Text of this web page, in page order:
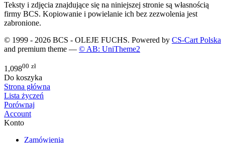
Teksty i zdjęcia znajdujące się na niniejszej stronie są własnością
firmy BCS. Kopiowanie i powielanie ich bez zezwolenia jest
zabronione.
© 1999 - 2026 BCS - OLEJE FUCHS. Powered by CS-Cart Polska
and premium theme — © AB: UniTheme2
1,09800 zł
Do koszyka
Strona główna
Lista życzeń
Porównaj
Account
Konto
Zamówienia